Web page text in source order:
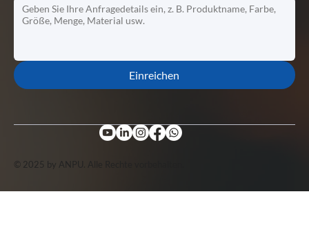
© 2025 by ANPU. Alle Rechte vorbehalten.
Einreichen